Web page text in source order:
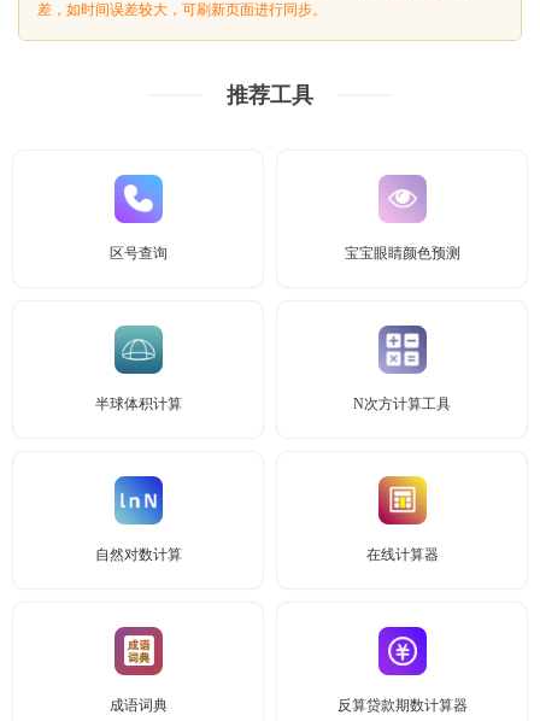
差，如时间误差较大，可刷新页面进行同步。
推荐工具
区号查询 宝宝眼睛颜色预测
半球体积计算 N次方计算工具
自然对数计算 在线计算器
成语词典 反算贷款期数计算器